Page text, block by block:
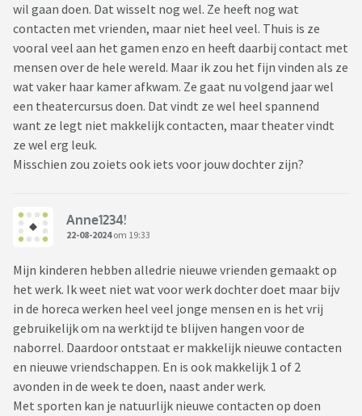
wil gaan doen. Dat wisselt nog wel. Ze heeft nog wat
contacten met vrienden, maar niet heel veel. Thuis is ze
vooral veel aan het gamen enzo en heeft daarbij contact met
mensen over de hele wereld. Maar ik zou het fijn vinden als ze
wat vaker haar kamer afkwam. Ze gaat nu volgend jaar wel
een theatercursus doen. Dat vindt ze wel heel spannend
want ze legt niet makkelijk contacten, maar theater vindt
ze wel erg leuk.
Misschien zou zoiets ook iets voor jouw dochter zijn?
Anne1234!
22-08-2024om 19:33
Mijn kinderen hebben alledrie nieuwe vrienden gemaakt op
het werk. Ik weet niet wat voor werk dochter doet maar bijv
in de horeca werken heel veel jonge mensen en is het vrij
gebruikelijk om na werktijd te blijven hangen voor de
naborrel. Daardoor ontstaat er makkelijk nieuwe contacten
en nieuwe vriendschappen. En is ook makkelijk 1 of 2
avonden in de week te doen, naast ander werk.
Met sporten kan je natuurlijk nieuwe contacten op doen